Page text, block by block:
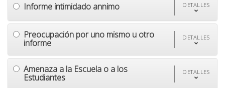
Informe intimidado annimo DETALLES
Preocupación por uno mismo u otro
informe
DETALLES
Amenaza a la Escuela o a los
Estudiantes
DETALLES